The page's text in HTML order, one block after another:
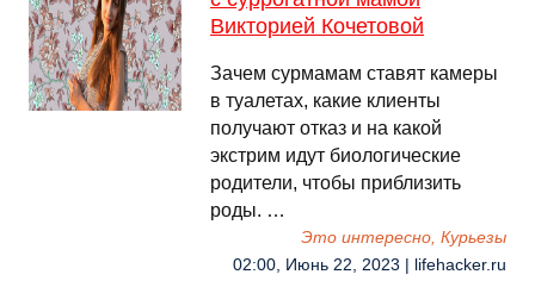
Викторией Кочетовой
Зачем сурмамам ставят камеры
в туалетах, какие клиенты
получают отказ и на какой
экстрим идут биологические
родители, чтобы приблизить
роды. …
Это интересно, Курьезы
02:00, Июнь 22, 2023 | lifehacker.ru